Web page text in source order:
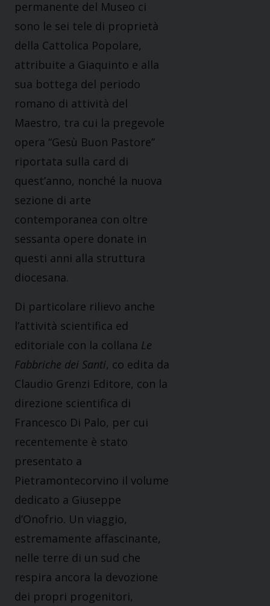
permanente del Museo ci
sono le sei tele di proprietà
della Cattolica Popolare,
attribuite a Giaquinto e alla
sua bottega del periodo
romano di attività del
Maestro, tra cui la pregevole
opera “Gesù Buon Pastore”
riportata sulla card di
quest’anno, nonché la nuova
sezione di arte
contemporanea con oltre
sessanta opere donate in
questi anni alla struttura
diocesana.
Di particolare rilievo anche
l’attività scientifica ed
editoriale con la collana Le
Fabbriche dei Santi, co edita da
Claudio Grenzi Editore, con la
direzione scientifica di
Francesco Di Palo, per cui
recentemente è stato
presentato a
Pietramontecorvino il volume
dedicato a Giuseppe
d’Onofrio. Un viaggio,
estremamente affascinante,
nelle terre di un sud che
respira ancora la devozione
dei propri progenitori,